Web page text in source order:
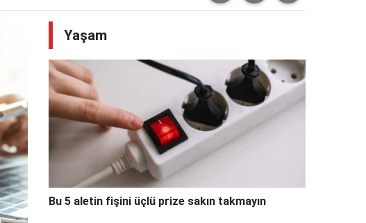
Yaşam
Bu 5 aletin fişini üçlü prize sakın takmayın